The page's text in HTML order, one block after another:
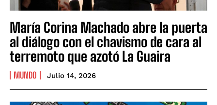
María Corina Machado abre la puerta
al diálogo con el chavismo de cara al
terremoto que azotó La Guaira
MUNDO Julio 14, 2026